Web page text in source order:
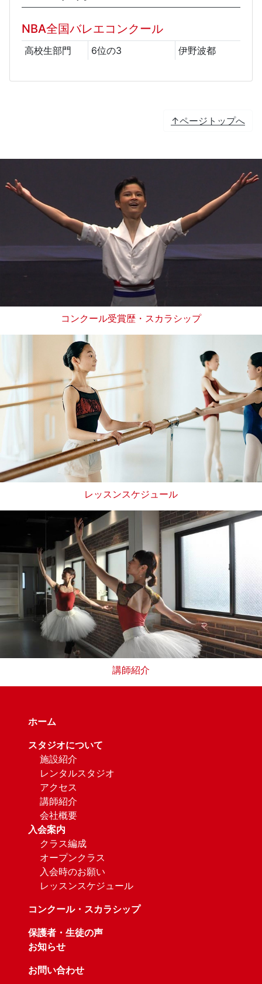
NBA全国バレエコンクール
高校生部門 6位の3 伊野波都
↑ページトップへ
コンクール受賞歴・スカラシップ
レッスンスケジュール
講師紹介
ホーム
スタジオについて
施設紹介
レンタルスタジオ
アクセス
講師紹介
会社概要
入会案内
クラス編成
オープンクラス
入会時のお願い
レッスンスケジュール
コンクール・スカラシップ
保護者・生徒の声
お知らせ
お問い合わせ